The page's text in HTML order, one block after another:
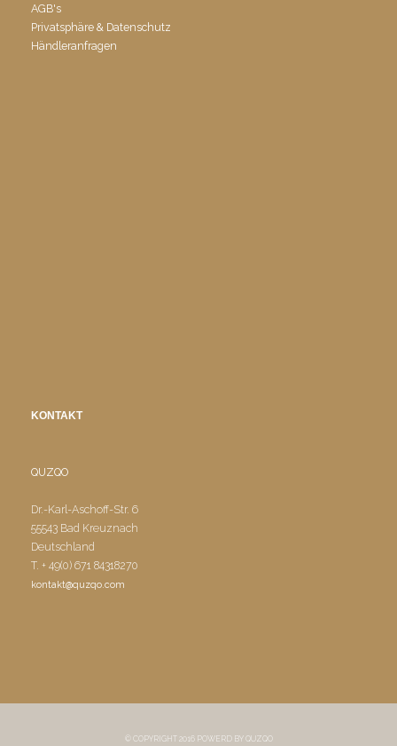
AGB's
Privatsphäre & Datenschutz
Händleranfragen
KONTAKT
QUZQO
Dr.-Karl-Aschoff-Str. 6
55543 Bad Kreuznach
Deutschland
T. + 49(0) 671 84318270
kontakt@quzqo.com
© COPYRIGHT 2016 POWERD BY QUZQO